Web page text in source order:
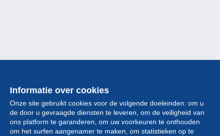
Informatie over cookies
Onze site gebruikt cookies voor de volgende doeleinden: om u
de door u gevraagde diensten te leveren, om de veiligheid van
ons platform te garanderen, om uw voorkeuren te onthouden
om het surfen aangenamer te maken, om statistieken op te